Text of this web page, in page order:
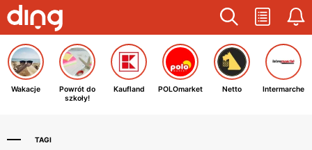
Wakacje
Powrót do
szkoły!
Kaufland POLOmarket Netto Intermarche
TAGI